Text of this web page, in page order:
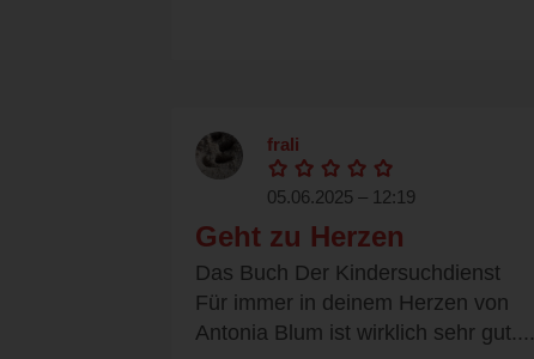
frali
05.06.2025 – 12:19
Geht zu Herzen
Das Buch Der Kindersuchdienst
Für immer in deinem Herzen von
Antonia Blum ist wirklich sehr gut....